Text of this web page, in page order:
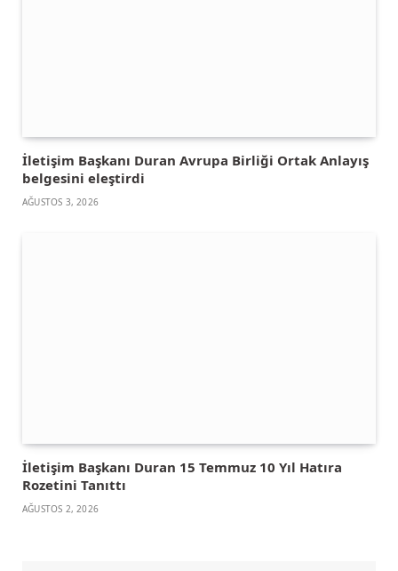
İletişim Başkanı Duran Avrupa Birliği Ortak Anlayış
belgesini eleştirdi
AĞUSTOS 3, 2026
İletişim Başkanı Duran 15 Temmuz 10 Yıl Hatıra
Rozetini Tanıttı
AĞUSTOS 2, 2026